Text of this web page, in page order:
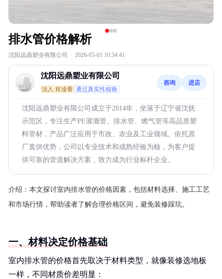
排水管价格解析
沈阳远鼎塑业有限公司 · 2026-05-01 10:34:41
沈阳远鼎塑业有限公司
法人:肖淦香 通过真实性核验
咨询 进店
沈阳远鼎塑业有限公司成立于2014年，坐落于辽宁省沈抚
示范区，专注生产PE灌溉管、排水管、燃气管等高品质塑
料管材，产品广泛应用于市政、农业及工业领域。依托原
厂直供优势，公司以专业技术和成熟经验为核，为客户提
供可靠的管道解决方案，致力成为行业标杆企业。
介绍： 本文探讨室内排水管的价格因素，包括材料选择、施工工艺
和市场行情，帮助读者了解合理价格区间，避免装修踩坑。
一、材料决定价格基础
室内排水管的价格首先取决于材料类型，就像装修选地板
一样，不同材质价差明显：